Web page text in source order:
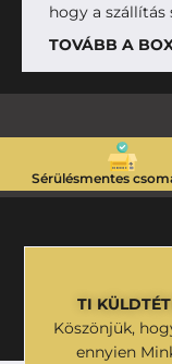
hogy a szállítás
TOVÁBB A
Sérülésmentes
TI
Köszönjük,
ennyien